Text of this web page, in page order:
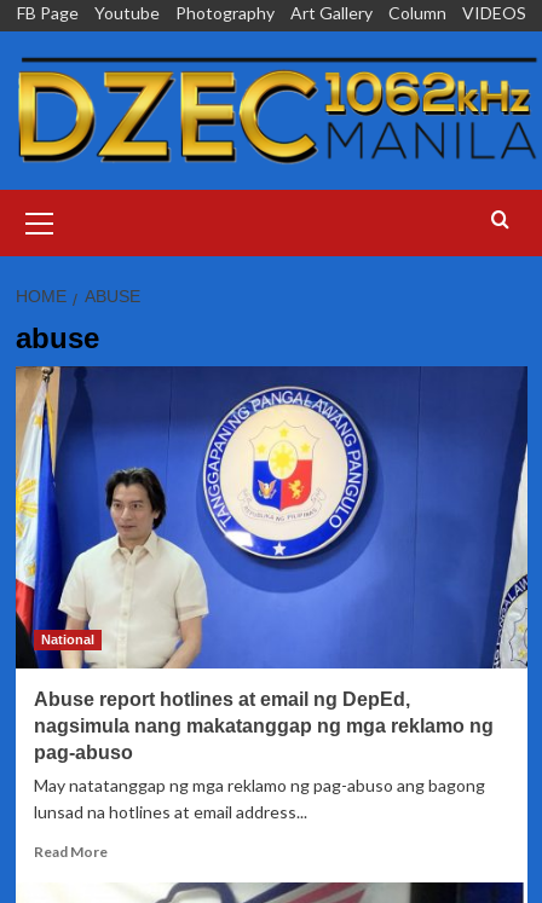
Skip
content
FB Page Youtube Photography Art Gallery Column VIDEOS
Menu
HOME ABUSE
abuse
National
Abuse report hotlines at email ng DepEd,
nagsimula nang makatanggap ng mga reklamo ng
pag-abuso
May natatanggap ng mga reklamo ng pag-abuso ang bagong
lunsad na hotlines at email address...
Read MoreRead